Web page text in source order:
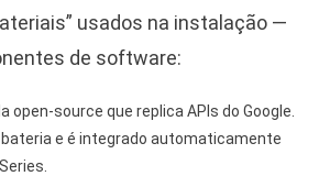
usados na instalação —
de software:
open-source que replica APIs do Google.
e é integrado automaticamente